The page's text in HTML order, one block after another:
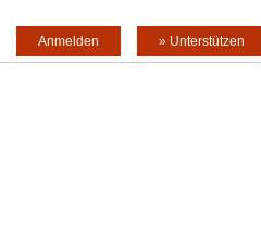
» Unterstützen
Anmelden